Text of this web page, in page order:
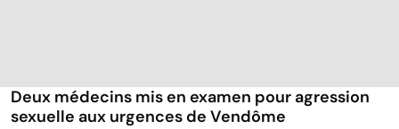
Deux médecins mis en examen pour agression
sexuelle aux urgences de Vendôme